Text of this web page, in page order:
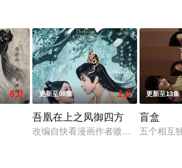
6.0 更新至08集 1.0
吾凰在上之凤御四方
改编自快看漫画作者嗷小泽的独家连
更新至13集
盲盒
五个相互